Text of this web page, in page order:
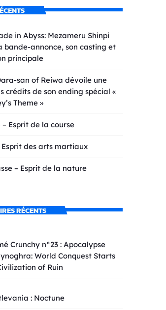
in Abyss: Mezameru Shinpi
bande-annonce, son casting et
principale
san of Reiwa dévoile une
crédits de son ending spécial «
Theme »
Esprit de la course
Esprit des arts martiaux
– Esprit de la nature
RÉCENTS
Crunchy n°23 : Apocalypse
World Conquest Starts
of Ruin
: Noctune